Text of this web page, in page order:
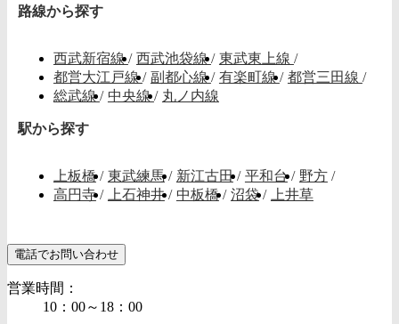
路線から探す
西武新宿線/ 西武池袋線/ 東武東上線 /
都営大江戸線/ 副都心線/ 有楽町線/ 都営三田線 /
総武線/ 中央線/ 丸ノ内線
駅から探す
上板橋 / 東武練馬 / 新江古田 / 平和台 / 野方 /
高円寺 / 上石神井 / 中板橋 / 沼袋 / 上井草
電話でお問い合わせ
営業時間：
10：00～18：00